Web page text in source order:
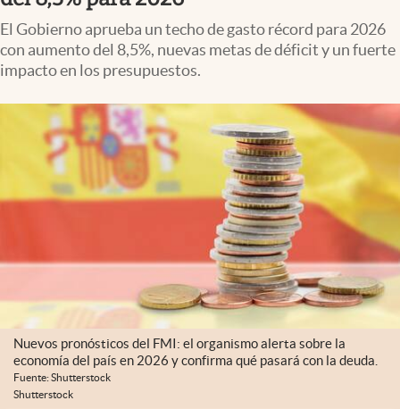
El Gobierno aprueba un techo de gasto récord para 2026
con aumento del 8,5%, nuevas metas de déficit y un fuerte
impacto en los presupuestos.
Nuevos pronósticos del FMI: el organismo alerta sobre la
economía del país en 2026 y confirma qué pasará con la deuda.
Fuente: Shutterstock
Shutterstock